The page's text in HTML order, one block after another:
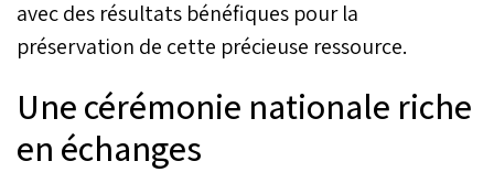
avec des résultats bénéfiques pour la
préservation de cette précieuse ressource.
Une cérémonie nationale riche
en échanges